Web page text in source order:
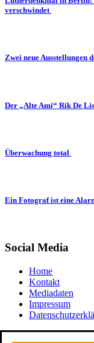
verschwindet
Zwei neue Ausstellungen
Der „Alte Ami“ Rik De
Überwachung total
Ein Fotograf ist eine
Social Media
Home
Kontakt
Mediadaten
Impressum